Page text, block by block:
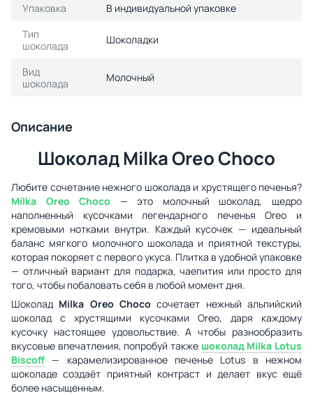
Упаковка
В индивидуальной упаковке
Тип
шоколада
Шоколадки
Вид
шоколада
Молочный
Описание
Шоколад Milka Oreo Choco
Любите сочетание нежного шоколада и хрустящего печенья?
Milka Oreo Choco — это молочный шоколад, щедро
наполненный кусочками легендарного печенья Oreo и
кремовыми нотками внутри. Каждый кусочек — идеальный
баланс мягкого молочного шоколада и приятной текстуры,
которая покоряет с первого укуса. Плитка в удобной упаковке
— отличный вариант для подарка, чаепития или просто для
того, чтобы побаловать себя в любой момент дня.
Шоколад Milka Oreo Choco сочетает нежный альпийский
шоколад с хрустящими кусочками Oreo, даря каждому
кусочку настоящее удовольствие. А чтобы разнообразить
вкусовые впечатления, попробуй также шоколад Milka Lotus
Biscoff — карамелизированное печенье Lotus в нежном
шоколаде создаёт приятный контраст и делает вкус ещё
более насыщенным.